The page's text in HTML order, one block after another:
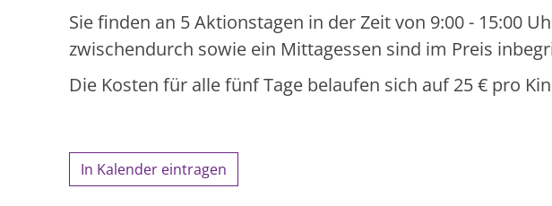
Sie finden an 5 Aktionstagen in der Zeit von 9:00 - 15:00
zwischendurch sowie ein Mittagessen sind im Preis
Die Kosten für alle fünf Tage belaufen sich auf 25 € pro
In Kalender eintragen